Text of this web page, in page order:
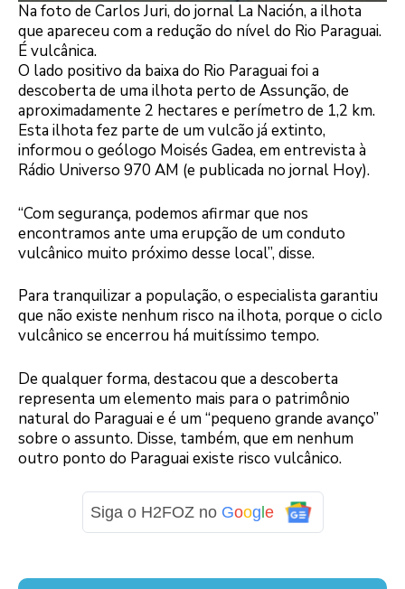
Na foto de Carlos Juri, do jornal La Nación, a ilhota
que apareceu com a redução do nível do Rio Paraguai.
É vulcânica.
O lado positivo da baixa do Rio Paraguai foi a
descoberta de uma ilhota perto de Assunção, de
aproximadamente 2 hectares e perímetro de 1,2 km.
Esta ilhota fez parte de um vulcão já extinto,
informou o geólogo Moisés Gadea, em entrevista à
Rádio Universo 970 AM (e publicada no jornal Hoy).
“Com segurança, podemos afirmar que nos
encontramos ante uma erupção de um conduto
vulcânico muito próximo desse local”, disse.
Para tranquilizar a população, o especialista garantiu
que não existe nenhum risco na ilhota, porque o ciclo
vulcânico se encerrou há muitíssimo tempo.
De qualquer forma, destacou que a descoberta
representa um elemento mais para o patrimônio
natural do Paraguai e é um “pequeno grande avanço”
sobre o assunto. Disse, também, que em nenhum
outro ponto do Paraguai existe risco vulcânico.
Siga o H2FOZ no Goog e